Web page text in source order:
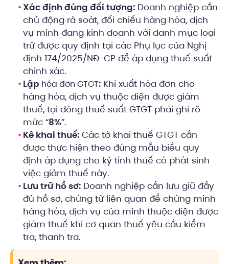
Xác định đúng đối tượng: Doanh nghiệp cần
chủ động rà soát, đối chiếu hàng hóa, dịch
vụ mình đang kinh doanh với danh mục loại
trừ được quy định tại các Phụ lục của Nghị
định 174/2025/NĐ-CP để áp dụng thuế suất
chính xác.
Lập hóa đơn GTGT: Khi xuất hóa đơn cho
hàng hóa, dịch vụ thuộc diện được giảm
thuế, tại dòng thuế suất GTGT phải ghi rõ
mức “8%”.
Kê khai thuế: Các tờ khai thuế GTGT cần
được thực hiện theo đúng mẫu biểu quy
định áp dụng cho kỳ tính thuế có phát sinh
việc giảm thuế này.
Lưu trữ hồ sơ: Doanh nghiệp cần lưu giữ đầy
đủ hồ sơ, chứng từ liên quan để chứng minh
hàng hóa, dịch vụ của mình thuộc diện được
giảm thuế khi cơ quan thuế yêu cầu kiểm
tra, thanh tra.